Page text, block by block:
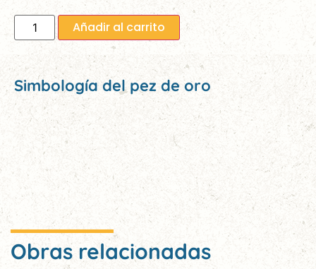
Añadir al carrito
Simbología del pez de oro
Obras relacionadas